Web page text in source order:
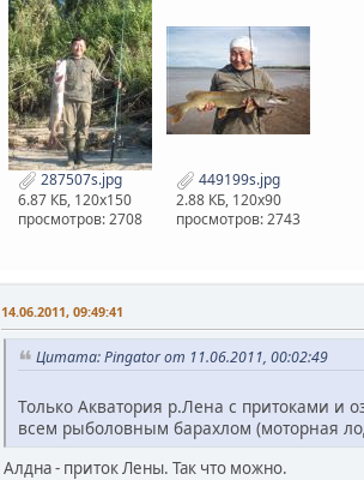
287507s.jpg
6.87 КБ, 120x150
просмотров: 2708
449199s.jpg
2.88 КБ, 120x90
просмотров: 2743
14.06.2011, 09:49:41
Цитата: Pingator от 11.06.2011, 00:02:49
Только Акватория р.Лена с притоками и
всем рыболовным барахлом (моторная
Алдна - приток Лены. Так что можно.